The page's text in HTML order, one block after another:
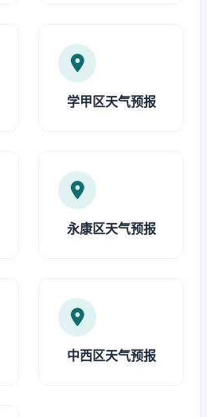
学甲区天气预报
永康区天气预报
中西区天气预报